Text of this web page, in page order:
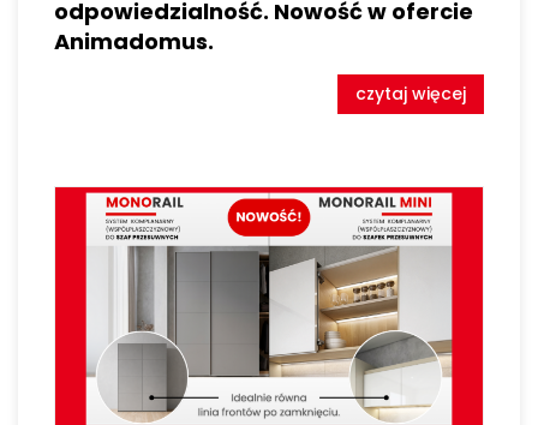
odpowiedzialność. Nowość w ofercie
Animadomus.
czytaj więcej